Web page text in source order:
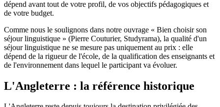
dépend avant tout de votre profil, de vos objectifs pédagogiques et
de votre budget.
Comme nous le soulignons dans notre ouvrage « Bien choisir son
séjour linguistique » (Pierre Couturier, Studyrama), la qualité d'un
séjour linguistique ne se mesure pas uniquement au prix : elle
dépend de la rigueur de l'école, de la qualification des enseignants et
de l'environnement dans lequel le participant va évoluer.
L'Angleterre : la référence historique